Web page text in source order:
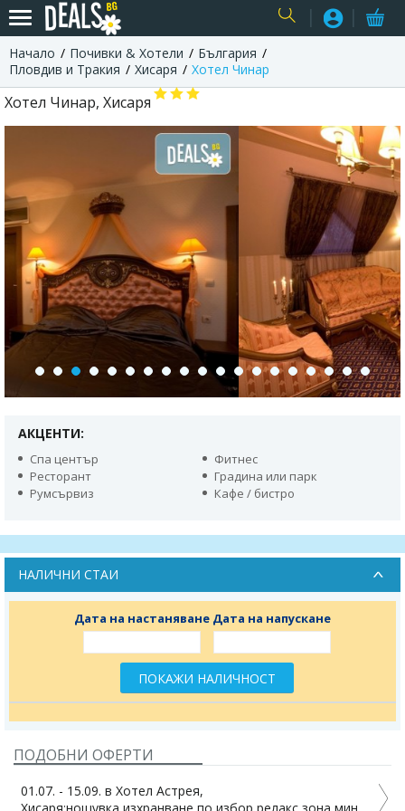
Начало Почивки & Хотели
България
Пловдив и Тракия
Хисаря Хотел Чинар
Хотел Чинар, Хисаря
АКЦЕНТИ:
Спа център
Фитнес
Ресторант
Градина или парк
Румсървиз
Кафе / бистро
НАЛИЧНИ СТАИ
Дата на настаняване Дата на напускане
ПОКАЖИ НАЛИЧНОСТ
ПОДОБНИ ОФЕРТИ
01.07. - 15.09. в Хотел Астрея,